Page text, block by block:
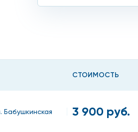
болезни.
СТОИМОСТЬ
Бабушкинская 3 900 руб.